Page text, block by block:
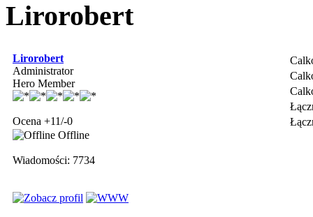
Lirorobert
Lirorobert
Administrator
Hero Member
Ocena +11/-0
Offline
Wiadomości: 7734